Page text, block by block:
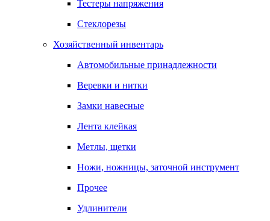
Тестеры напряжения
Стеклорезы
Хозяйственный инвентарь
Автомобильные принадлежности
Веревки и нитки
Замки навесные
Лента клейкая
Метлы, щетки
Ножи, ножницы, заточной инструмент
Прочее
Удлинители